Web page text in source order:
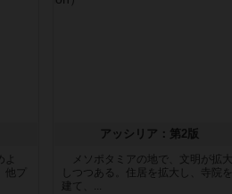
他プ
アッシリア：第2版
メソポタミアの地で、文明が拡大
しつつある。住居を拡大し、寺院を
建て、...